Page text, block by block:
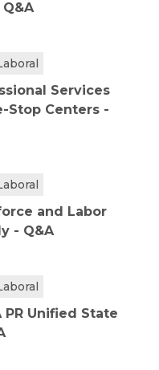
Services
Stop Centers -
and Labor
- Q&A
PR Unified State